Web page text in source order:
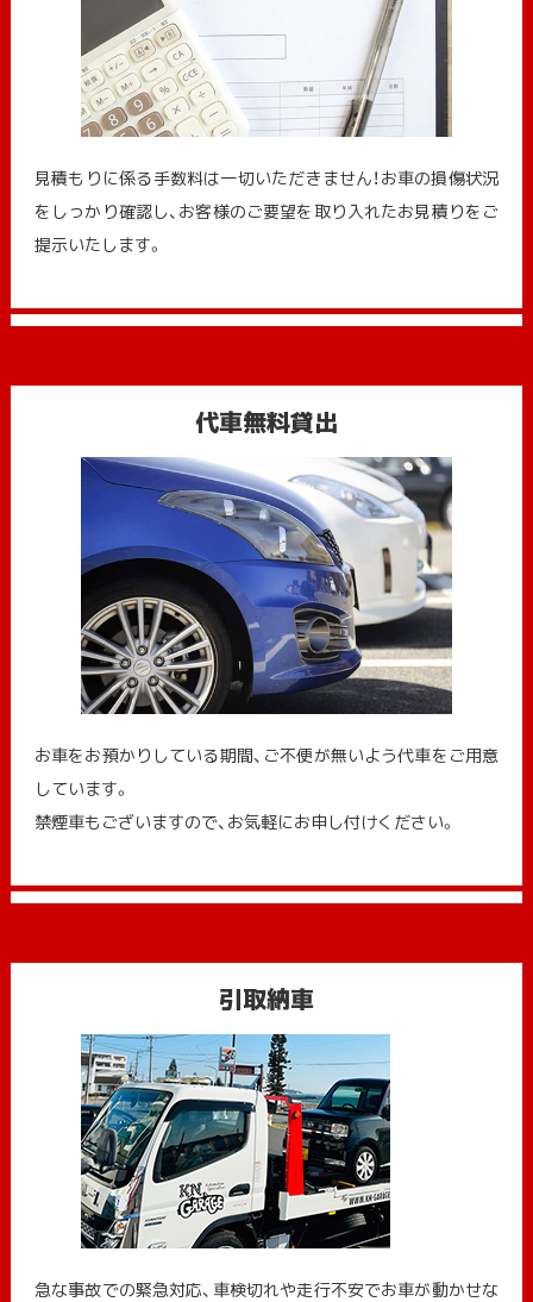
見積もりに係る手数料は一切いただきません！お車の損傷状況
をしっかり確認し、お客様のご要望を取り入れたお見積りをご
提示いたします。
代車無料貸出
お車をお預かりしている期間、ご不便が無いよう代車をご用意
しています。
禁煙車もございますので、お気軽にお申し付けください。
引取納車
急な事故での緊急対応、車検切れや走行不安でお車が動かせな